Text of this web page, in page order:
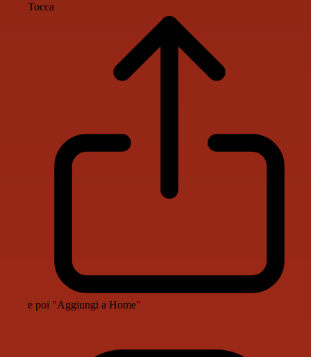
Tocca
e poi "Aggiungi a Home"